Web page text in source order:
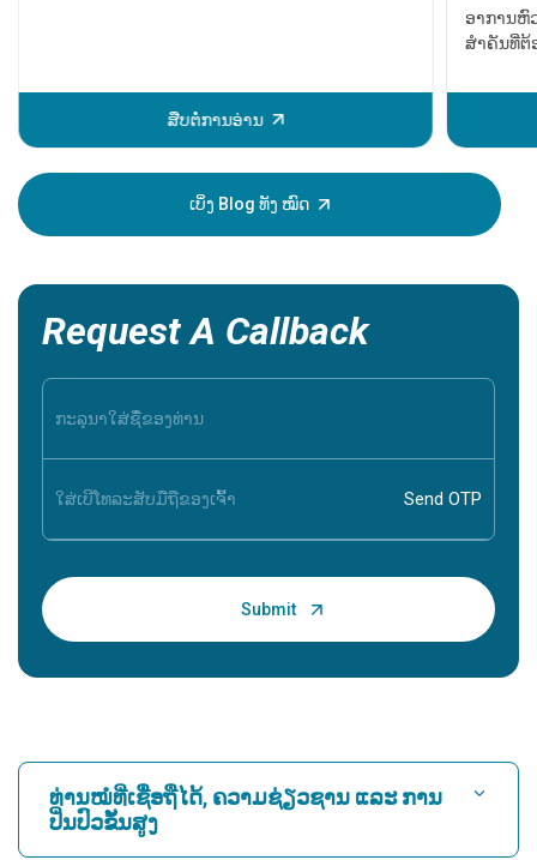
ສືບຕໍ່ການອ່ານ
ອາການຫົ
ສຳຄັນທີ່ຕ້
ໄດ້ຮັບກາ
ຂອງການ
ສາມາດຊ່
ສະນັ້ນມັ
ອາການເ
ເບິ່ງ Blog ທັງ ໝົດ
Request A Callback
ທ່ານໝໍທີ່ເຊື່ອຖືໄດ້, ຄວາມຊ່ຽວຊານ ແລະ ການ
ປິ່ນປົວຂັ້ນສູງ